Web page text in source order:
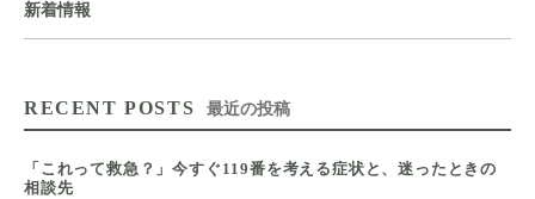
新着情報
RECENT POSTS 最近の投稿
「これって救急？」今すぐ119番を考える症状と、迷ったときの
相談先